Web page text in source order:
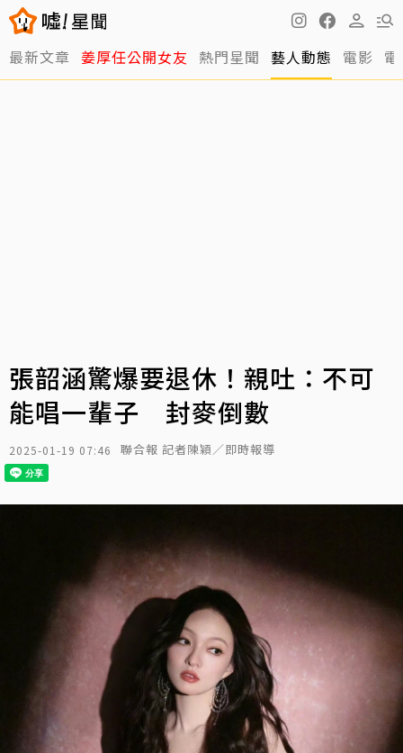
最新文章 姜厚任公開女友 熱門星聞 藝人動態 電影
張韶涵驚爆要退休！親吐：不可
能唱一輩子 封麥倒數
2025-01-19 07:46 聯合報 記者陳穎／即時報導